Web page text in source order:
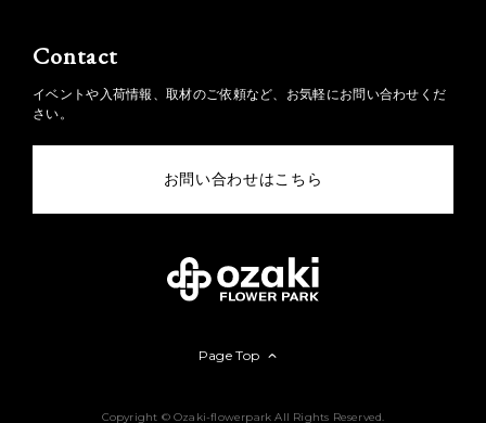
Contact
イベントや入荷情報、取材のご依頼など、お気軽にお問い合わせくだ
さい。
お問い合わせはこちら
Copyright © Ozaki-flowerpark All Rights Reserved.
Page Top